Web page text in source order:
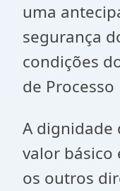
uma
segurança
condições
de Processo
A dignidade
valor básico
os outros